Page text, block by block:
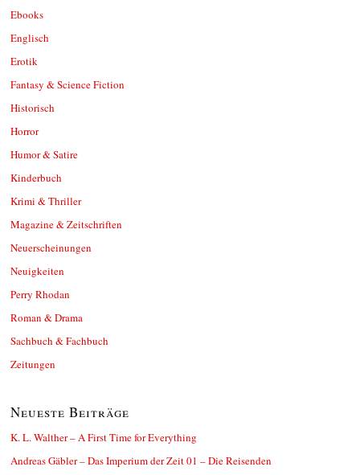
Ebooks
Englisch
Erotik
Fantasy & Science Fiction
Historisch
Horror
Humor & Satire
Kinderbuch
Krimi & Thriller
Magazine & Zeitschriften
Neuerscheinungen
Neuigkeiten
Perry Rhodan
Roman & Drama
Sachbuch & Fachbuch
Zeitungen
Neueste Beiträge
K. L. Walther – A First Time for Everything
Andreas Gäbler – Das Imperium der Zeit 01 – Die Reisenden